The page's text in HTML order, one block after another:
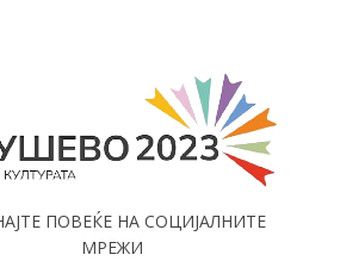
ПОВЕЌЕ НА СОЦИЈАЛНИТЕ
МРЕЖИ